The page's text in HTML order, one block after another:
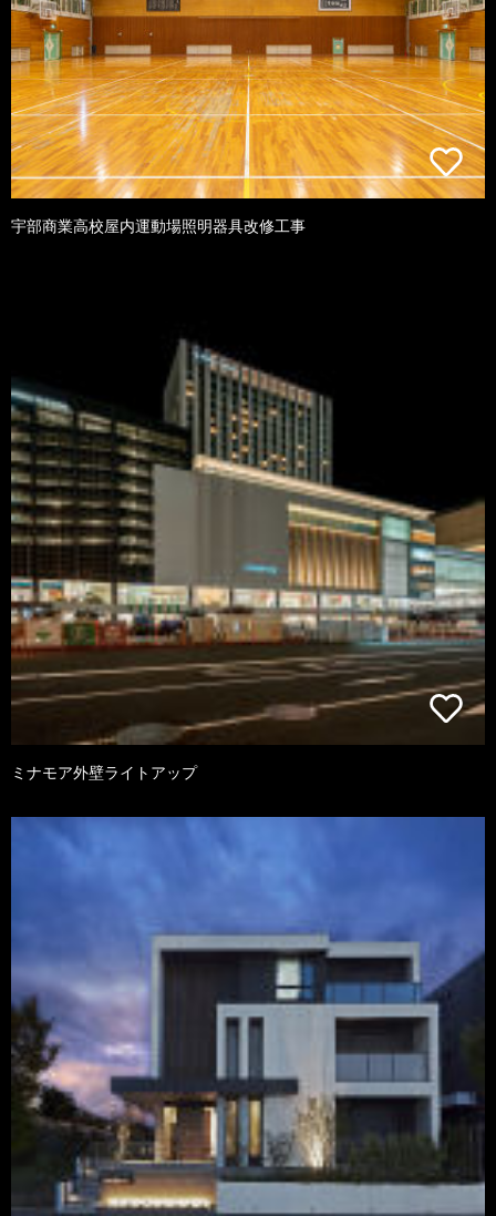
宇部商業高校屋内運動場照明器具改修工事
ミナモア外壁ライトアップ